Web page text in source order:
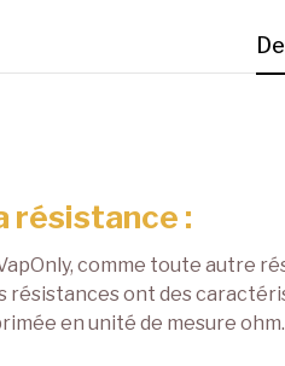
résistance :
comme toute autre
résistances ont des
en unité de mesure